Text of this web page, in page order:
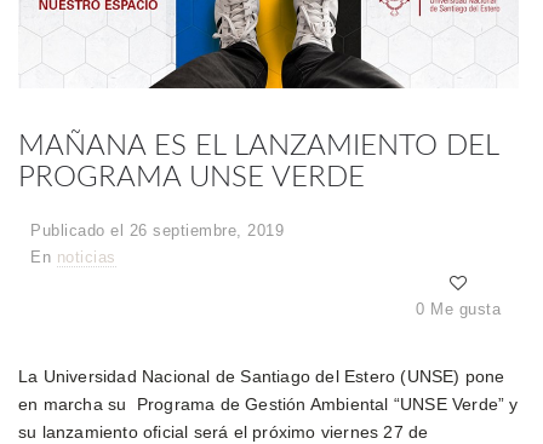
MAÑANA ES EL LANZAMIENTO DEL
PROGRAMA UNSE VERDE
Publicado el 26 septiembre, 2019
En noticias
0 Me gusta
La Universidad Nacional de Santiago del Estero (UNSE) pone
en marcha su Programa de Gestión Ambiental “UNSE Verde” y
su lanzamiento oficial será el próximo viernes 27 de